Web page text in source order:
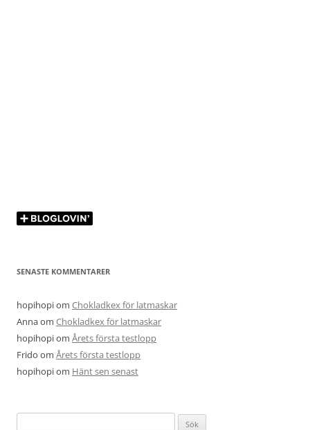
SENASTE KOMMENTARER
hopihopiom Chokladkex för latmaskar
Annaom Chokladkex för latmaskar
hopihopiom Årets första testlopp
Frido om Årets första testlopp
hopihopiom Hänt sen senast